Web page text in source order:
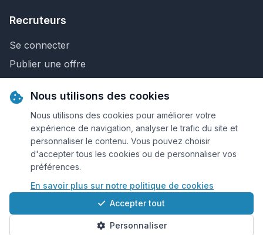
Recruteurs
Se connecter
Publier une offre
Nous contacter
© 2026 Keejob.com. Tous droits réservés.
Conditions et règlement
Cookies
Qui sommes-nous?
Nous utilisons des cookies
Nous utilisons des cookies pour améliorer votre
expérience de navigation, analyser le trafic du site et
personnaliser le contenu. Vous pouvez choisir
d'accepter tous les cookies ou de personnaliser vos
préférences.
En savoir plus sur notre politique de cookies
Accepter tout
Personnaliser